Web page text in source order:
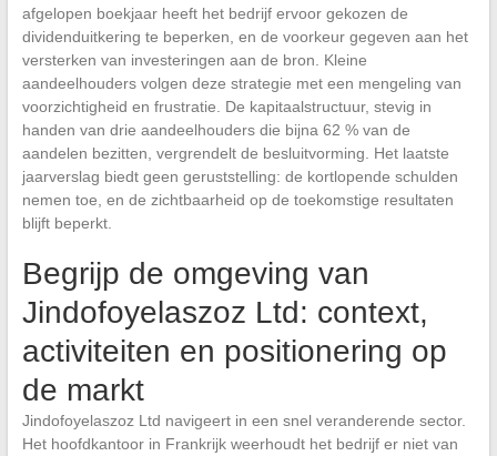
afgelopen boekjaar heeft het bedrijf ervoor gekozen de
dividenduitkering te beperken, en de voorkeur gegeven aan het
versterken van investeringen aan de bron. Kleine
aandeelhouders volgen deze strategie met een mengeling van
voorzichtigheid en frustratie. De kapitaalstructuur, stevig in
handen van drie aandeelhouders die bijna 62 % van de
aandelen bezitten, vergrendelt de besluitvorming. Het laatste
jaarverslag biedt geen geruststelling: de kortlopende schulden
nemen toe, en de zichtbaarheid op de toekomstige resultaten
blijft beperkt.
Begrijp de omgeving van
Jindofoyelaszoz Ltd: context,
activiteiten en positionering op
de markt
Jindofoyelaszoz Ltd navigeert in een snel veranderende sector.
Het hoofdkantoor in Frankrijk weerhoudt het bedrijf er niet van